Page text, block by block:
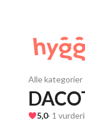
Alle kategorier
5,0· 1